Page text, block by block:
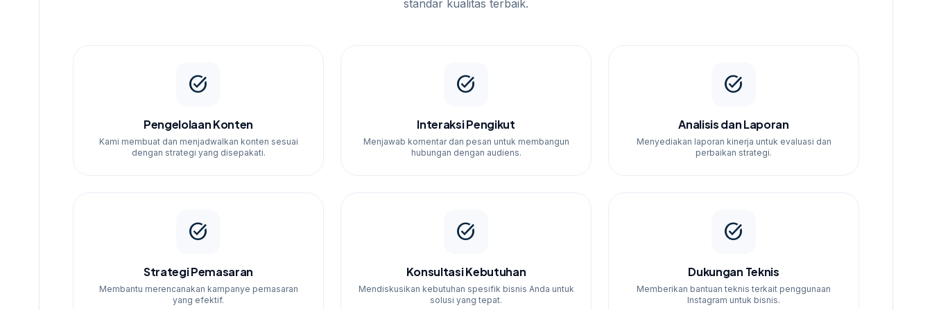
Paket Layanan yang Kami Tawarkanstandar kualitas terbaik.
task_alt
Pengelolaan Konten
Kami membuat dan menjadwalkan konten sesuai
dengan strategi yang disepakati.
task_alt
Interaksi Pengikut
Menjawab komentar dan pesan untuk membangun
hubungan dengan audiens.
task_alt
Analisis dan Laporan
Menyediakan laporan kinerja untuk evaluasi dan
perbaikan strategi.
task_alt
Strategi Pemasaran
Membantu merencanakan kampanye pemasaran
yang efektif.
task_alt
Konsultasi Kebutuhan
Mendiskusikan kebutuhan spesifik bisnis Anda untuk
solusi yang tepat.
task_alt
Dukungan Teknis
Memberikan bantuan teknis terkait penggunaan
Instagram untuk bisnis.